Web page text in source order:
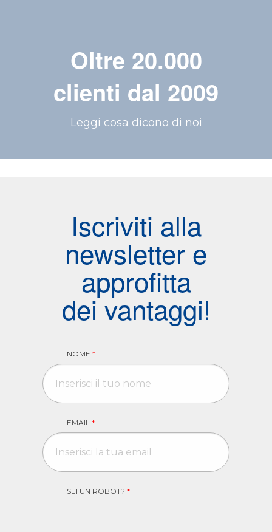
Oltre 20.000
clienti dal 2009
Leggi cosa dicono di noi
Iscriviti alla
newsletter e
approfitta
dei vantaggi!
NOME *
EMAIL *
SEI UN ROBOT? *